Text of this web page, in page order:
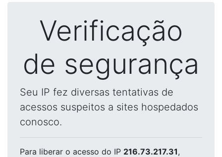
Verificação
de segurança
Seu IP fez diversas tentativas de
acessos suspeitos a sites hospedados
conosco.
Para liberar o acesso do IP 216.73.217.31,